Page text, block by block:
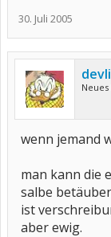
30. Juli 2005
wenn jemand
man kann die
salbe
ist
aber ewig.